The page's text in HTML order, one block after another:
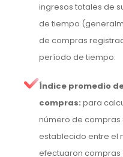
ingresos totales de
de tiempo
de compras
período de tiempo.
Índice promedio
compras: para
número de
establecido entre el
efectuaron compras